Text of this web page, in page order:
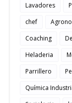
Lavadores
chef
Coaching
Heladeria
Parrillero
Química